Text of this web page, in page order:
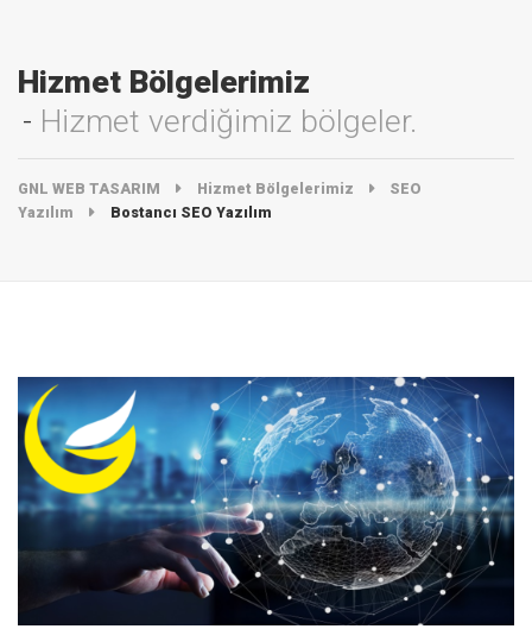
Hizmet Bölgelerimiz
Hizmet verdiğimiz bölgeler.
GNL WEB TASARIM Hizmet Bölgelerimiz
SEO
Yazılım
Bostancı SEO Yazılım